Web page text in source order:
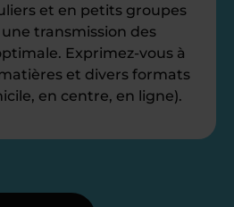
et en petits groupes
transmission des
Exprimez-vous à
et divers formats
en centre, en ligne).